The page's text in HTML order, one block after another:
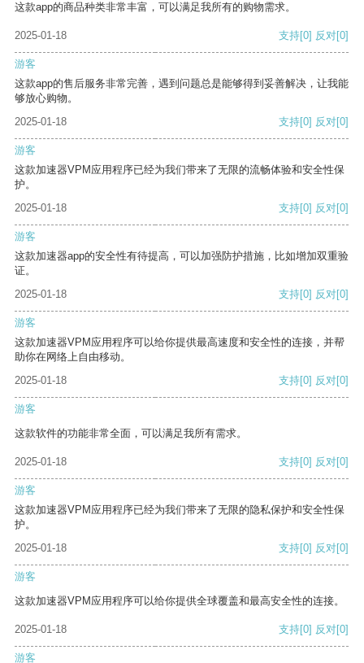
这款app的商品种类非常丰富，可以满足我所有的购物需求。
2025-01-18 支持[0] 反对[0]
游客
这款app的售后服务非常完善，遇到问题总是能够得到妥善解决，让我能
够放心购物。
2025-01-18
支持[0] 反对[0]
游客
这款加速器VPM应用程序已经为我们带来了无限的流畅体验和安全性保
护。
2025-01-18
支持[0] 反对[0]
游客
这款加速器app的安全性有待提高，可以加强防护措施，比如增加双重验
证。
2025-01-18
支持[0] 反对[0]
游客
这款加速器VPM应用程序可以给你提供最高速度和安全性的连接，并帮
助你在网络上自由移动。
2025-01-18
支持[0] 反对[0]
游客
这款软件的功能非常全面，可以满足我所有需求。
2025-01-18 支持[0] 反对[0]
游客
这款加速器VPM应用程序已经为我们带来了无限的隐私保护和安全性保
护。
2025-01-18
支持[0] 反对[0]
游客
这款加速器VPM应用程序可以给你提供全球覆盖和最高安全性的连接。
2025-01-18 支持[0] 反对[0]
游客